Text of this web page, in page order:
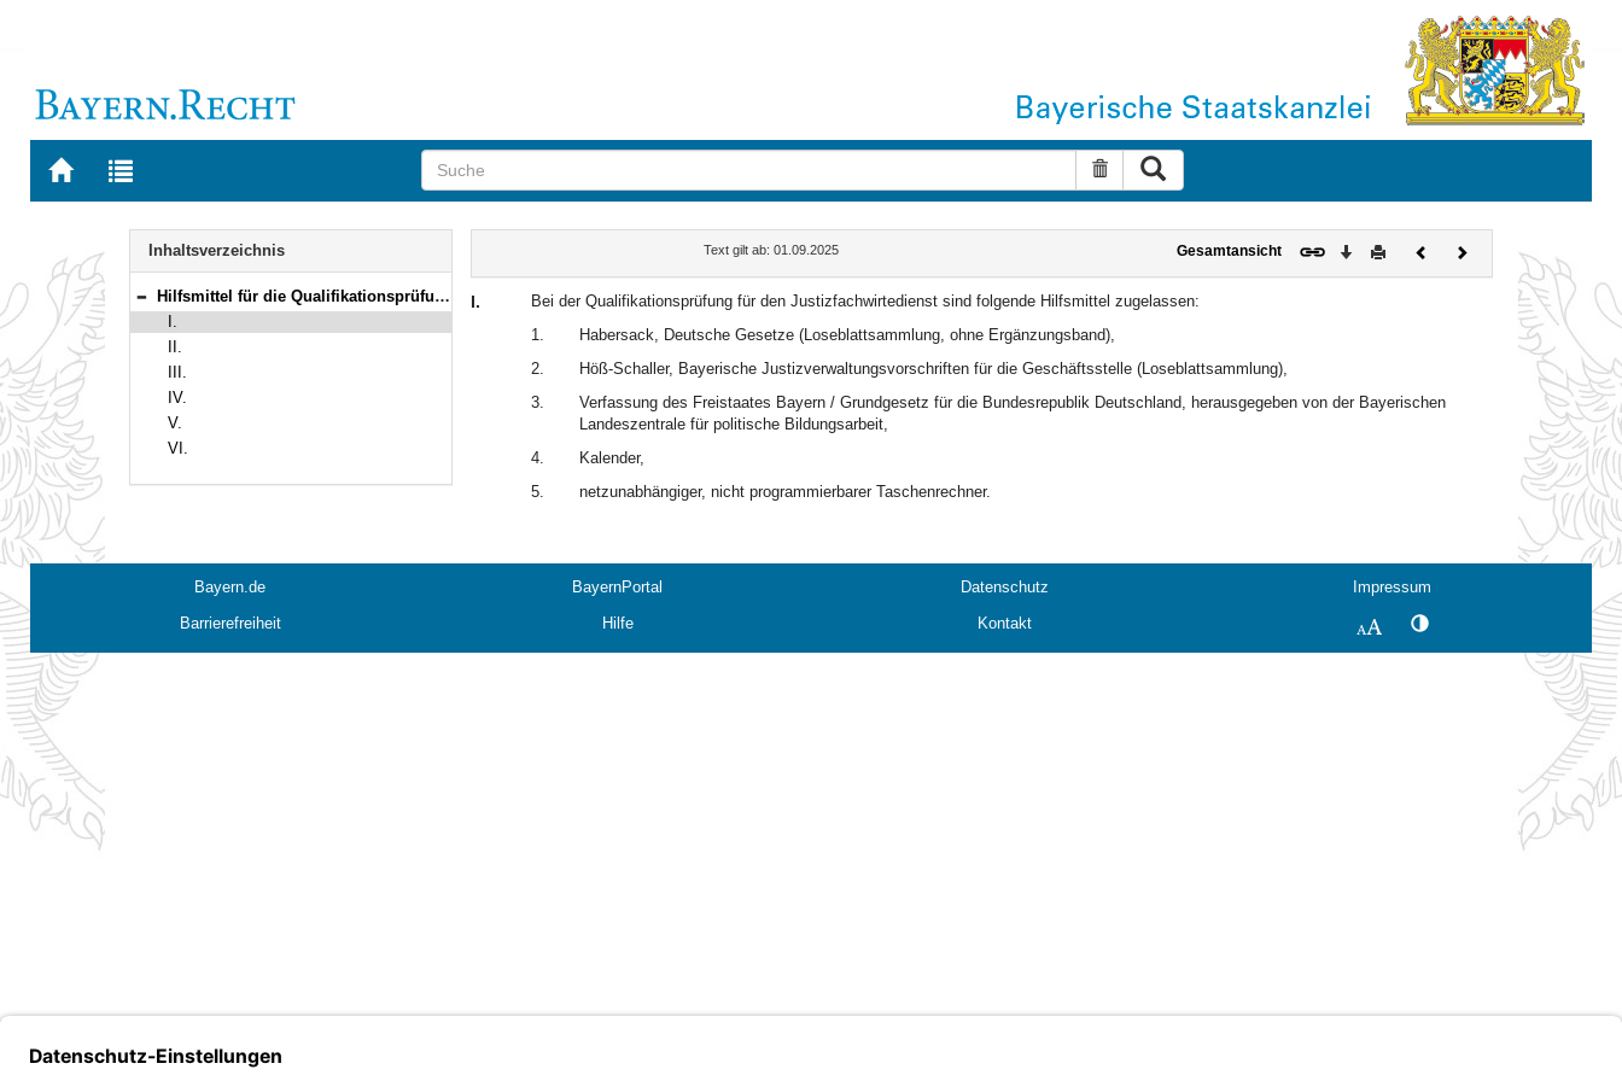
Zur
BAYERN.RECHT
Zur
letzten
Suche zurücksetzen
Navigation
Inhaltsverzeichnis
Bereich reduzieren
Hilfsmittel für die Qualifikationsprüfung für den Justizfachwirtedienst
I.
II.
III.
IV.
V.
VI.
Text gilt ab: 01.09.2025 Gesamtansicht Download
DruckenVorherigesNächstes
Dokument
I.
Bei der Qualifikationsprüfung für den Justizfachwirtedienst sind folgende Hilfsmittel zugelassen:
1.
Habersack, Deutsche Gesetze (Loseblattsammlung, ohne Ergänzungsband),
2.
Höß-Schaller, Bayerische Justizverwaltungsvorschriften für die Geschäftsstelle (Loseblattsammlung),
3.
Verfassung des Freistaates Bayern / Grundgesetz für die Bundesrepublik Deutschland, herausgegeben von der Bayerischen
Landeszentrale für politische Bildungsarbeit,
4.
Kalender,
5.
netzunabhängiger, nicht programmierbarer Taschenrechner.
Bayern.de BayernPortal Datenschutz
Impressum
Barrierefreiheit
Hilfe Kontakt SchriftgrößeKontrastwechsel